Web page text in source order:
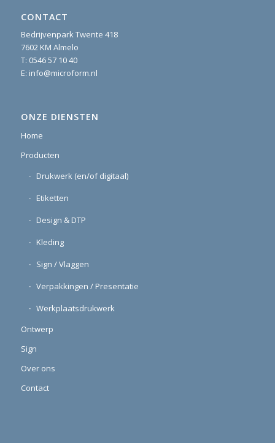
CONTACT
Bedrijvenpark Twente 418
7602 KM Almelo
T: 0546 57 10 40
E: info@microform.nl
ONZE DIENSTEN
Home
Producten
Drukwerk (en/of digitaal)
Etiketten
Design & DTP
Kleding
Sign / Vlaggen
Verpakkingen / Presentatie
Werkplaatsdrukwerk
Ontwerp
Sign
Over ons
Contact